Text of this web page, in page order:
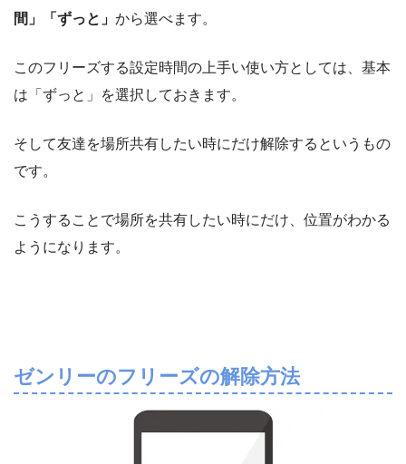
間」「ずっと」 から選べます。
このフリーズする設定時間の上手い使い方としては、基本
は「ずっと」を選択しておきます。
そして友達を場所共有したい時にだけ解除するというもの
です。
こうすることで場所を共有したい時にだけ、位置がわかる
ようになります。
ゼンリーのフリーズの解除方法